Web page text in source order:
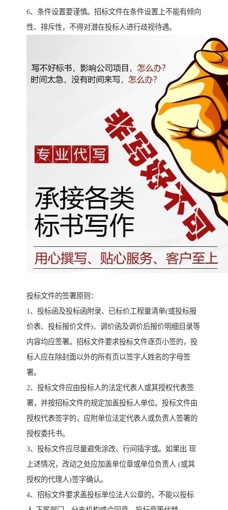
6、条件设置要谨慎。招标文件在条件设置上不能有倾向
性、排斥性，不得对潜在投标人进行歧视待遇。
投标文件的签署原则：
1、投标函及投标函附录、已标价工程量清单(或投标报
价表、投标报价文件)、调价函及调价后报价明细目录等
内容均应签署。招标文件要求投标文件逐页小签的，投
标人应在除封面以外的所有页以签字人姓名的字母签
署。
2、投标文件应由投标人的法定代表人或其授权代表签
署，并按招标文件的规定加盖投标人单位。投标文件由
授权代表签字的，应附单位法定代表人或负责人签署的
授权委托书。
3、投标文件应尽量避免涂改、行间插字或。如果出 现
上述情况，改动之处应加盖单位章或单位负责人 (或其
授权的代理人)签字确认。
4、招标文件要求盖投标单位法人公章的，不能以投标